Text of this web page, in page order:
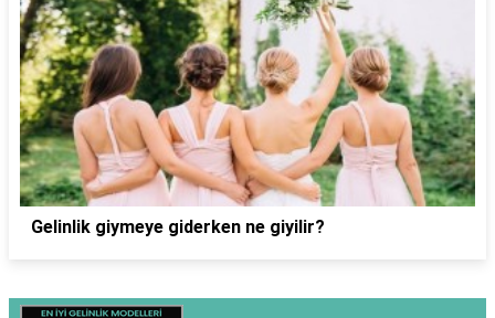
Gelinlik giymeye giderken ne giyilir?